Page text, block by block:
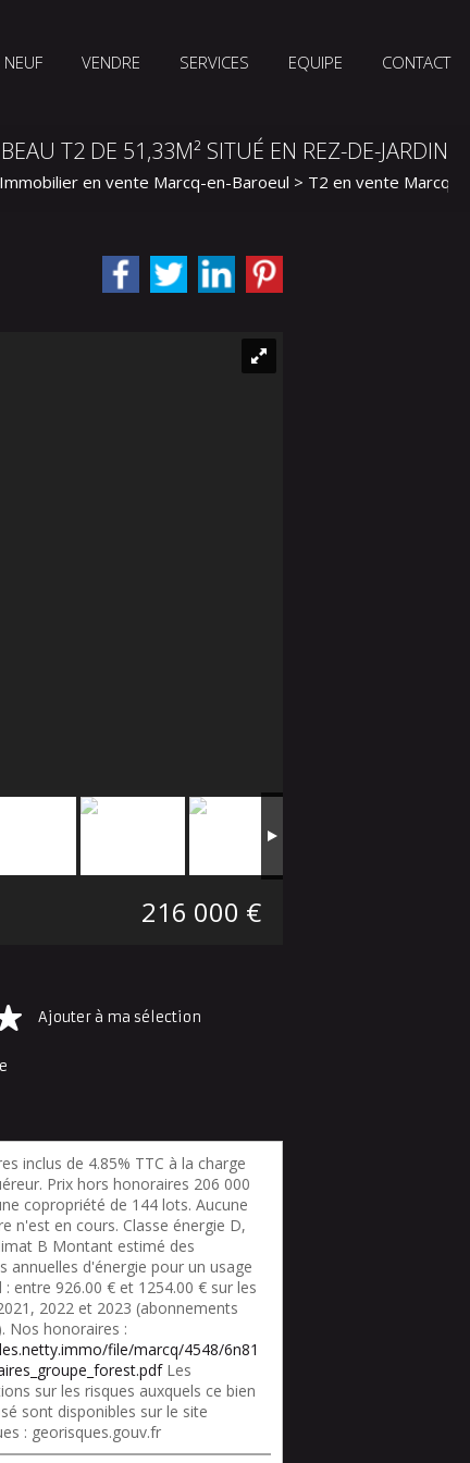
NEUF VENDRE SERVICES EQUIPE CONTACT
BEAU T2 DE 51,33M² SITUÉ EN REZ-DE-JARDIN
Immobilier en vente Marcq-en-Baroeul > T2 en vente Marcq-
216 000 €
Ajouter à ma sélection
inclus de 4.85% TTC à la charge
Prix hors honoraires 206 000
copropriété de 144 lots. Aucune
n'est en cours. Classe énergie D,
B Montant estimé des
annuelles d'énergie pour un usage
: entre 926.00 € et 1254.00 € sur les
2022 et 2023 (abonnements
Nos honoraires :
file/marcq/4548/6n81
Les
sur les risques auxquels ce bien
sont disponibles sur le site
: georisques.gouv.fr